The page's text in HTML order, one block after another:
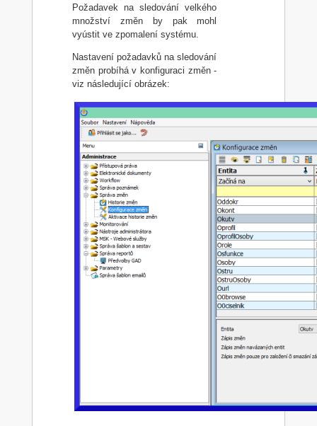
Požadavek na sledování velkého
množství změn by pak mohl
vyústit ve zpomalení systému.
Nastavení požadavků na sledování
změn probíhá v konfiguraci změn -
viz následující obrázek: